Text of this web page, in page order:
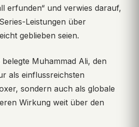
erfunden“ und verwies darauf,
Leistungen über
geblieben seien.
Muhammad Ali, den
als einflussreichsten
sondern auch als globale
Wirkung weit über den